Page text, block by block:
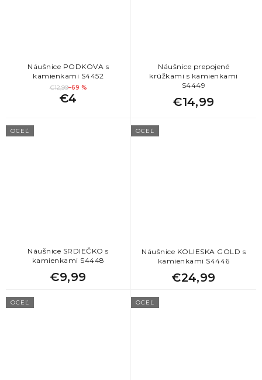
Náušnice PODKOVA s
kamienkami S4452
€12,99–69 %
€4
Náušnice prepojené
krúžkami s kamienkami
S4449
€14,99
OCEĽ
Náušnice SRDIEČKO s
kamienkami S4448
€9,99
OCEĽ
Náušnice KOLIESKA GOLD s
kamienkami S4446
€24,99
OCEĽ OCEĽ